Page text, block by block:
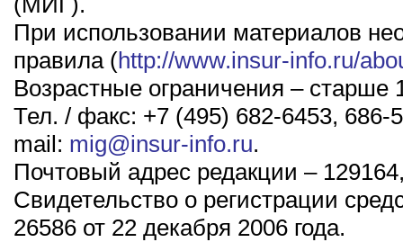
При использовании материалов
правила (http://www.insur-info.ru/
Возрастные ограничения – старше
Тел. / факс: +7 (495) 682-6453, 686-
mail: mig@insur-info.ru.
Почтовый адрес редакции –
Свидетельство о регистрации
26586 от 22 декабря 2006 года.